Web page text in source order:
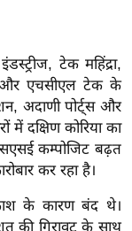
टेक महिंद्रा,
और एचसीएल टेक के
अदाणी पोर्ट्स और
में दक्षिण कोरिया का
कम्पोजिट बढ़त
कर रहा है।
के कारण बंद थे।
की गिरावट के साथ